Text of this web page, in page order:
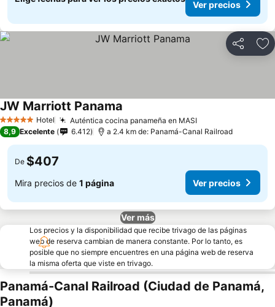
Ver precios
Compartir
5 Estrellas Hotel Auténtica cocina panameña en MASIVer precios
JW Marriott Panama
8,9 Excelente 6.412 a 2.4 km de: Panamá-Canal Railroad
De $407
Mira precios de 1 página Ver precios
Ver más
Los precios y la disponibilidad que recibe trivago de las páginas
web de reserva cambian de manera constante. Por lo tanto, es
posible que no siempre encuentres en una página web de reserva
la misma oferta que viste en trivago.
Panamá-Canal Railroad (Ciudad de Panamá,
Panamá)